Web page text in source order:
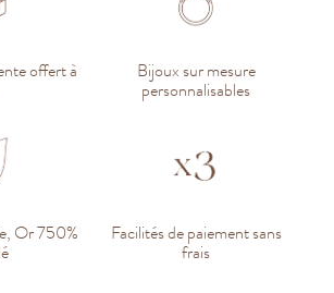
offert à Bijoux sur mesure
personnalisables
Or 750% Facilités de paiement sans
frais